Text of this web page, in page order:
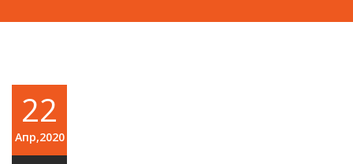
22
Апр,2020